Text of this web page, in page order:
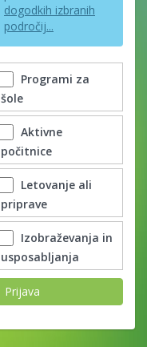
dogodkih izbranih
področij...
Programi za
šole
Aktivne
počitnice
Letovanje ali
priprave
Izobraževanja in
usposabljanja
Prijava